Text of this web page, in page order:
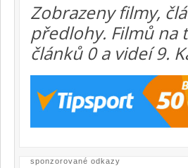
Zobrazeny filmy,
předlohy. Filmů na
článků 0 a videí 9.
sponzorované odkazy